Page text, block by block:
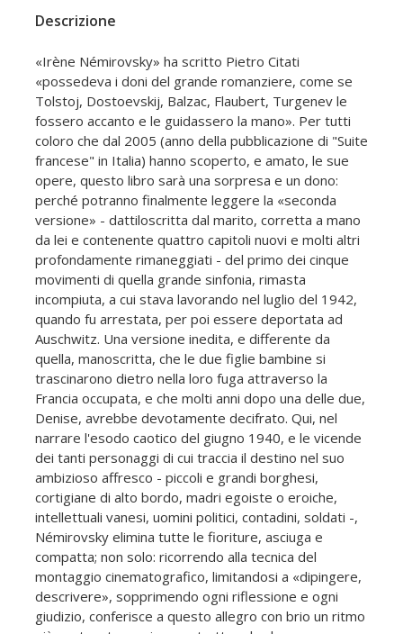
Descrizione
«Irène Némirovsky» ha scritto Pietro Citati
«possedeva i doni del grande romanziere, come se
Tolstoj, Dostoevskij, Balzac, Flaubert, Turgenev le
fossero accanto e le guidassero la mano». Per tutti
coloro che dal 2005 (anno della pubblicazione di "Suite
francese" in Italia) hanno scoperto, e amato, le sue
opere, questo libro sarà una sorpresa e un dono:
perché potranno finalmente leggere la «seconda
versione» - dattiloscritta dal marito, corretta a mano
da lei e contenente quattro capitoli nuovi e molti altri
profondamente rimaneggiati - del primo dei cinque
movimenti di quella grande sinfonia, rimasta
incompiuta, a cui stava lavorando nel luglio del 1942,
quando fu arrestata, per poi essere deportata ad
Auschwitz. Una versione inedita, e differente da
quella, manoscritta, che le due figlie bambine si
trascinarono dietro nella loro fuga attraverso la
Francia occupata, e che molti anni dopo una delle due,
Denise, avrebbe devotamente decifrato. Qui, nel
narrare l'esodo caotico del giugno 1940, e le vicende
dei tanti personaggi di cui traccia il destino nel suo
ambizioso affresco - piccoli e grandi borghesi,
cortigiane di alto bordo, madri egoiste o eroiche,
intellettuali vanesi, uomini politici, contadini, soldati -,
Némirovsky elimina tutte le fioriture, asciuga e
compatta; non solo: ricorrendo alla tecnica del
montaggio cinematografico, limitandosi a «dipingere,
descrivere», sopprimendo ogni riflessione e ogni
giudizio, conferisce a questo allegro con brio un ritmo